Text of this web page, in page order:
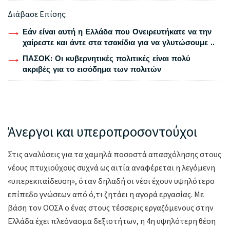
Διάβασε Επίσης:
Εάν είναι αυτή η Ελλάδα που Ονειρευτήκατε να την
χαίρεστε και άντε στα τσακίδια για να γλυτώσουμε ..
ΠΑΣΟΚ: Οι κυβερνητικές πολιτικές είναι πολύ
ακριβές για το εισόδημα των πολιτών
Άνεργοι και υπεροπροσοντούχοι
Στις αναλύσεις για τα χαμηλά ποσοστά απασχόλησης στους
νέους πτυχιούχους συχνά ως αιτία αναφέρεται η λεγόμενη
«υπερεκπαίδευση», όταν δηλαδή οι νέοι έχουν υψηλότερο
επίπεδο γνώσεων από ό,τι ζητάει η αγορά εργασίας. Με
βάση τον ΟΟΣΑ ο ένας στους τέσσερις εργαζόμενους στην
Ελλάδα έχει πλεόνασμα δεξιοτήτων, η 4η υψηλότερη θέση